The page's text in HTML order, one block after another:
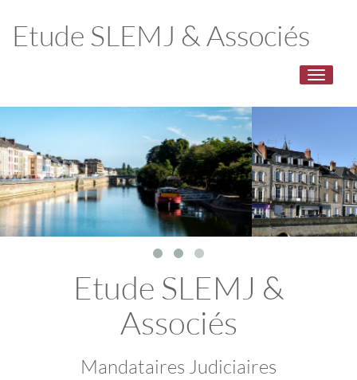
Etude SLEMJ & Associés
Toggle
Etude SLEMJ &
Associés
Mandataires Judiciaires